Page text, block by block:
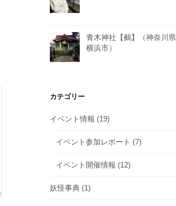
青木神社【鵺】（神奈川県
横浜市）
カテゴリー
イベント情報 (19)
イベント参加レポート (7)
イベント開催情報 (12)
妖怪事典 (1)